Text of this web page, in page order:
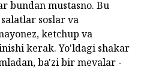
bundan mustasno. Bu
soslar va
ketchup va
kerak. Yo'ldagi shakar
ba'zi bir mevalar -